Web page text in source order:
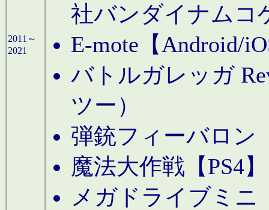
2011～
2021
社バンダイナムコ
E-mote【Android/
バトルガレッガ
ツー）
弾銃フィーバロン
魔法大作戦【PS4
メガドライブミニ